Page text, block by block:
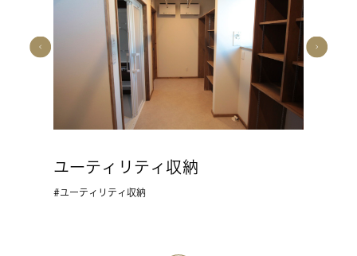
ユーティリティ収納
ユーティリティ収納